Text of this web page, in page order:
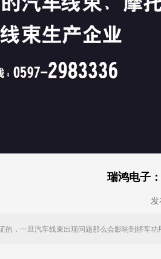
瑞鸿电子
发
的，一旦汽车线束出现问题那么会影响到轿车